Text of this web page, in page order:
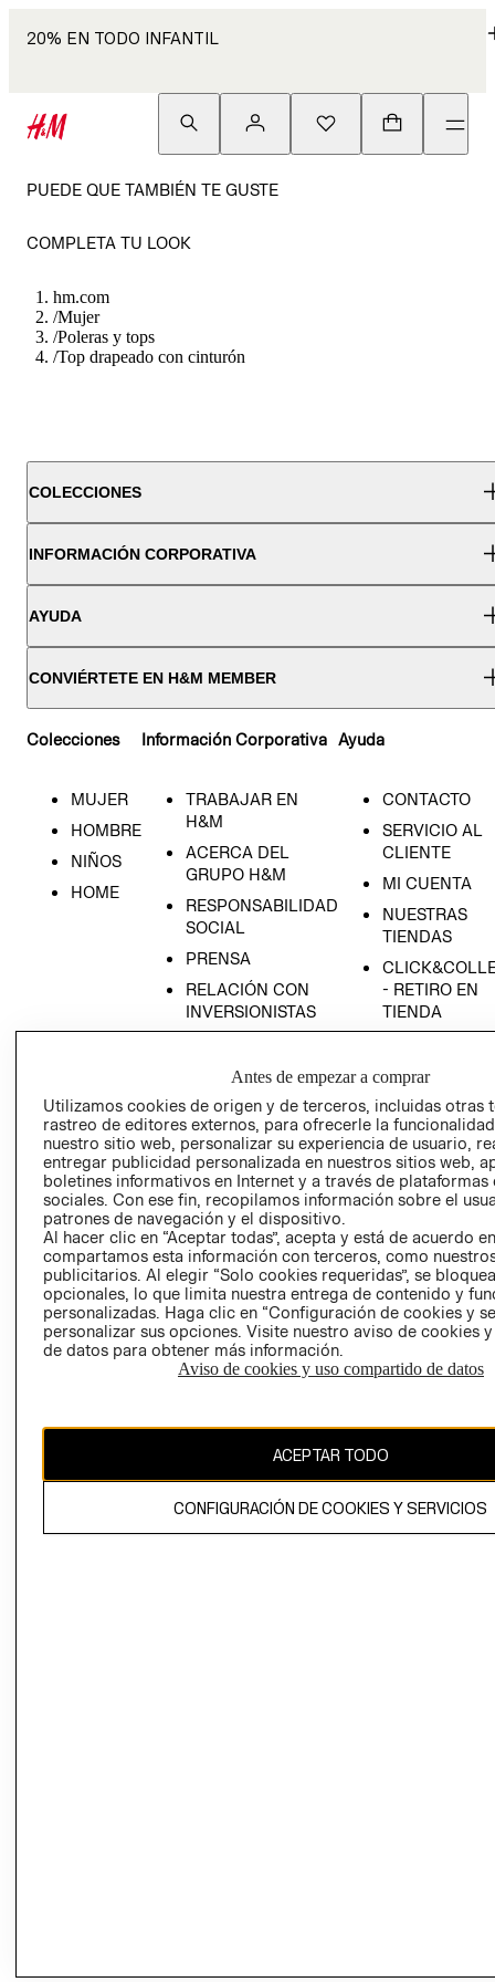
20% EN TODO INFANTIL
PUEDE QUE TAMBIÉN TE GUSTE
COMPLETA TU LOOK
hm.com
/Mujer
/Poleras y tops
/Top drapeado con cinturón
COLECCIONES
INFORMACIÓN CORPORATIVA
AYUDA
CONVIÉRTETE EN H&M MEMBER
Colecciones
MUJER
HOMBRE
NIÑOS
HOME
Información Corporativa
TRABAJAR EN
H&M
ACERCA DEL
GRUPO H&M
RESPONSABILIDAD
SOCIAL
PRENSA
RELACIÓN CON
INVERSIONISTAS
Ayuda
CONTACTO
SERVICIO AL
CLIENTE
MI CUENTA
NUESTRAS
TIENDAS
- RETIRO EN
TIENDA
AVISO DE
PRIVACIDAD
GIFT CARD
AVISO DE
COOKIES
Chile ($)
propiedad de H&M Hennes & Mauritz AB.
Antes de empezar a comprar
Utilizamos cookies de origen y de terceros, incluidas otras
rastreo de editores externos, para ofrecerle la
nuestro sitio web, personalizar su experiencia de usuario,
entregar publicidad personalizada en nuestros sitios web,
boletines informativos en Internet y a través de plataformas
sociales. Con ese fin, recopilamos información sobre el
patrones de navegación y el dispositivo.
Al hacer clic en “Aceptar todas”, acepta y está de acuerdo
compartamos esta información con terceros, como
publicitarios. Al elegir “Solo cookies requeridas”, se
opcionales, lo que limita nuestra entrega de contenido y
personalizadas. Haga clic en “Configuración de cookies y
personalizar sus opciones. Visite nuestro aviso de cookies
de datos para obtener más información.
Aviso de cookies y uso compartido de datos
ACEPTAR TODO
CONFIGURACIÓN DE COOKIES Y SERVICIOS